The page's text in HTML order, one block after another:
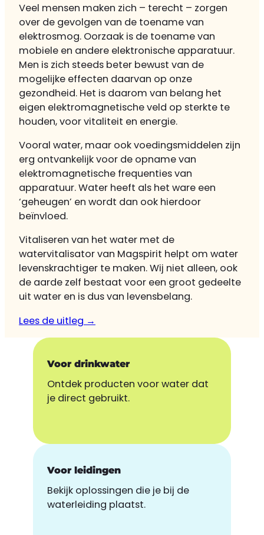
Veel mensen maken zich – terecht – zorgen
over de gevolgen van de toename van
elektrosmog. Oorzaak is de toename van
mobiele en andere elektronische apparatuur.
Men is zich steeds beter bewust van de
mogelijke effecten daarvan op onze
gezondheid. Het is daarom van belang het
eigen elektromagnetische veld op sterkte te
houden, voor vitaliteit en energie.
Vooral water, maar ook voedingsmiddelen zijn
erg ontvankelijk voor de opname van
elektromagnetische frequenties van
apparatuur. Water heeft als het ware een
‘geheugen’ en wordt dan ook hierdoor
beïnvloed.
Vitaliseren van het water met de
watervitalisator van Magspirit helpt om water
levenskrachtiger te maken. Wij niet alleen, ook
de aarde zelf bestaat voor een groot gedeelte
uit water en is dus van levensbelang.
Lees de uitleg →
Voor drinkwater
Ontdek producten voor water dat
je direct gebruikt.
Voor leidingen
Bekijk oplossingen die je bij de
waterleiding plaatst.